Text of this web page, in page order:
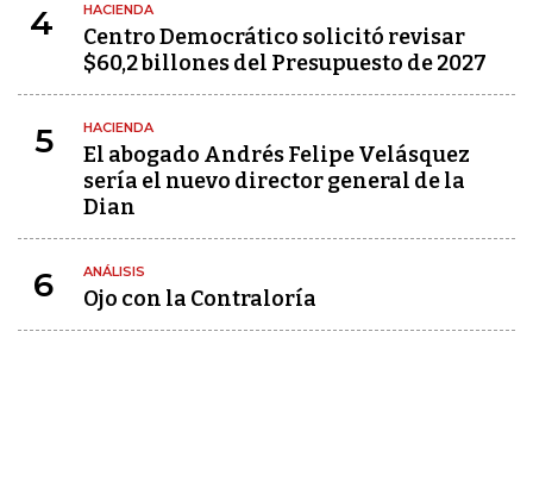
4 HACIENDA
Centro Democrático solicitó revisar
$60,2 billones del Presupuesto de 2027
5 HACIENDA
El abogado Andrés Felipe Velásquez
sería el nuevo director general de la
Dian
6 ANÁLISIS
Ojo con la Contraloría